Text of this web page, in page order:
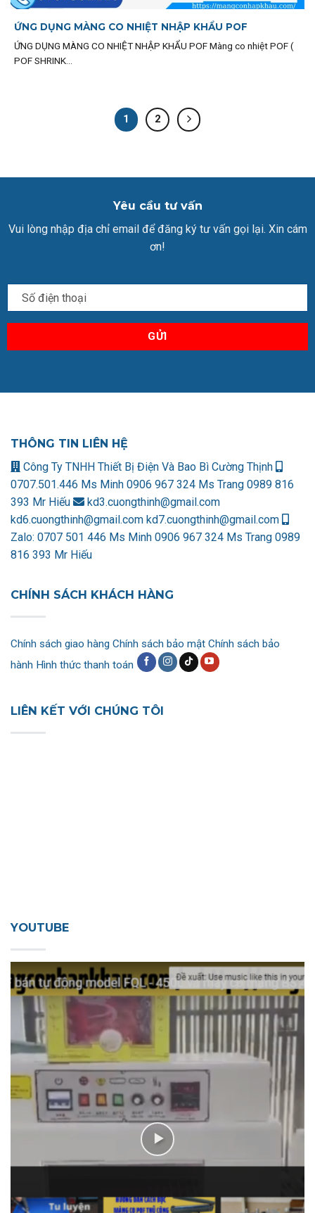
ỨNG DỤNG MÀNG CO NHIỆT NHẬP KHẨU POF
ỨNG DỤNG MÀNG CO NHIỆT NHẬP KHẨU POF Màng co nhiệt POF (
POF SHRINK...
1 2
Yêu cầu tư vấn
Vui lòng nhập địa chỉ email để đăng ký tư vấn gọi lại. Xin cám
ơn!
THÔNG TIN LIÊN HỆ
Công Ty TNHH Thiết Bị Điện Và Bao Bì Cường Thịnh
0707.501.446 Ms Minh 0906 967 324 Ms Trang 0989 816
393 Mr Hiếu
kd3.cuongthinh@gmail.com
kd6.cuongthinh@gmail.com kd7.cuongthinh@gmail.com
Zalo: 0707 501 446 Ms Minh 0906 967 324 Ms Trang 0989
816 393 Mr Hiếu
CHÍNH SÁCH KHÁCH HÀNG
Chính sách giao hàng Chính sách bảo mật Chính sách bảo
hành Hình thức thanh toán
LIÊN KẾT VỚI CHÚNG TÔI
YOUTUBE